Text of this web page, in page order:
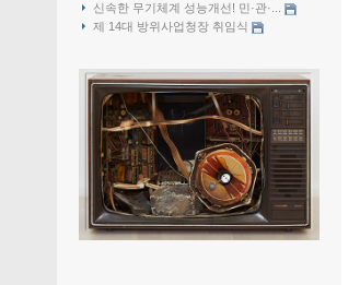
신속한 무기체계 성능개선! 민·관·...
제 14대 방위사업청장 취임식